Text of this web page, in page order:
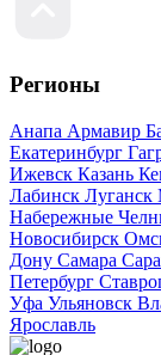
Регионы
Анапа Армавир
Екатеринбург
Ижевск Казань
Лабинск Луганск
Набережные
Новосибирск
Дону Самара
Петербург
Уфа Ульяновск
Ярославль